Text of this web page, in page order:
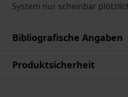
System nur scheinbar
Bibliografische Angaben
Produktsicherheit